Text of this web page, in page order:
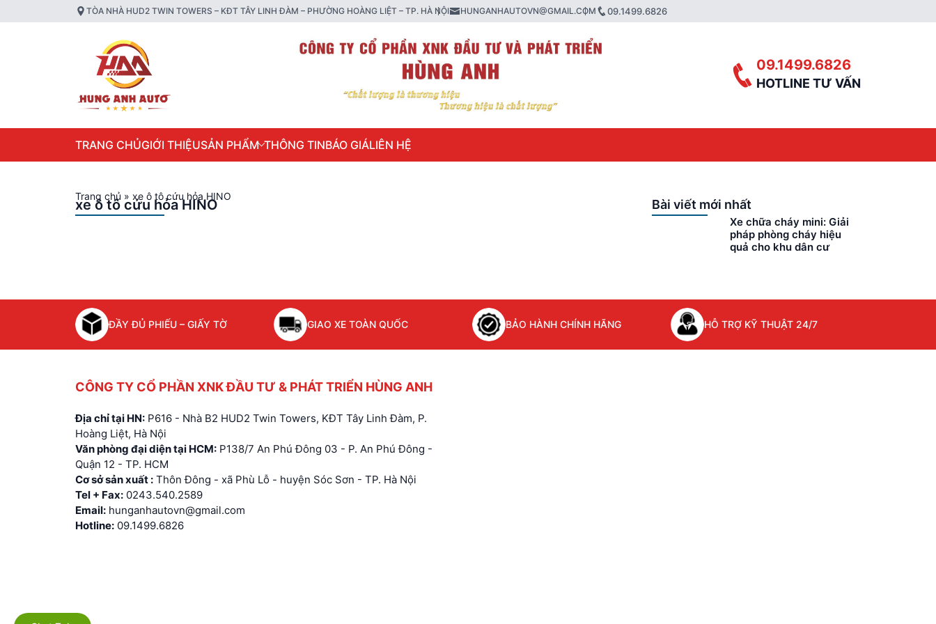
TÒA NHÀ HUD2 TWIN TOWERS – KĐT TÂY LINH ĐÀM – PHƯỜNG HOÀNG LIỆT – TP. HÀ NỘI HUNGANHAUTOVN@GMAIL.COM 09.1499.6826
09.1499.6826
HOTLINE TƯ VẤN
TRANG CHỦGIỚI THIỆUSẢN PHẨM THÔNG TINBÁO GIÁLIÊN HỆ
Trang chủ » xe ô tô cứu hỏa HINO
xe ô tô cứu hỏa HINO Bài viết mới nhất
Xe chữa cháy mini: Giải
pháp phòng cháy hiệu
quả cho khu dân cư
ĐẦY ĐỦ PHIẾU – GIẤY TỜ GIAO XE TOÀN QUỐC BẢO HÀNH CHÍNH HÃNG HỖ TRỢ KỸ THUẬT 24/7
CÔNG TY CỔ PHẦN XNK ĐẦU TƯ & PHÁT TRIỂN HÙNG ANH
Địa chỉ tại HN: P616 - Nhà B2 HUD2 Twin Towers, KĐT Tây Linh Đàm, P.
Hoàng Liệt, Hà Nội
Văn phòng đại diện tại HCM: P138/7 An Phú Đông 03 - P. An Phú Đông -
Quận 12 - TP. HCM
Cơ sở sản xuất : Thôn Đông - xã Phù Lỗ - huyện Sóc Sơn - TP. Hà Nội
Tel + Fax: 0243.540.2589
Email: hunganhautovn@gmail.com
Hotline: 09.1499.6826